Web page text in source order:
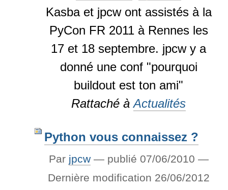
Kasba et jpcw ont assistés à la
PyCon FR 2011 à Rennes les
17 et 18 septembre. jpcw y a
donné une conf "pourquoi
buildout est ton ami"
Rattaché à Actualités
Python vous connaissez ?
Par jpcw — publié 07/06/2010 —
Dernière modification 26/06/2012